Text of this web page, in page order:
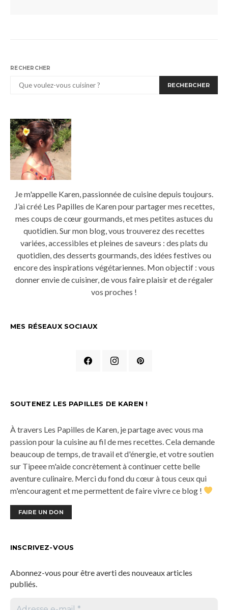
RECHERCHER
RECHERCHER
Je m'appelle Karen, passionnée de cuisine depuis toujours.
J’ai créé Les Papilles de Karen pour partager mes recettes,
mes coups de cœur gourmands, et mes petites astuces du
quotidien. Sur mon blog, vous trouverez des recettes
variées, accessibles et pleines de saveurs : des plats du
quotidien, des desserts gourmands, des idées festives ou
encore des inspirations végétariennes. Mon objectif : vous
donner envie de cuisiner, de vous faire plaisir et de régaler
vos proches !
MES RÉSEAUX SOCIAUX
SOUTENEZ LES PAPILLES DE KAREN !
À travers Les Papilles de Karen, je partage avec vous ma
passion pour la cuisine au fil de mes recettes. Cela demande
beaucoup de temps, de travail et d'énergie, et votre soutien
sur Tipeee m'aide concrètement à continuer cette belle
aventure culinaire. Merci du fond du cœur à tous ceux qui
m'encouragent et me permettent de faire vivre ce blog !
FAIRE UN DON
INSCRIVEZ-VOUS
Abonnez-vous pour être averti des nouveaux articles
publiés.